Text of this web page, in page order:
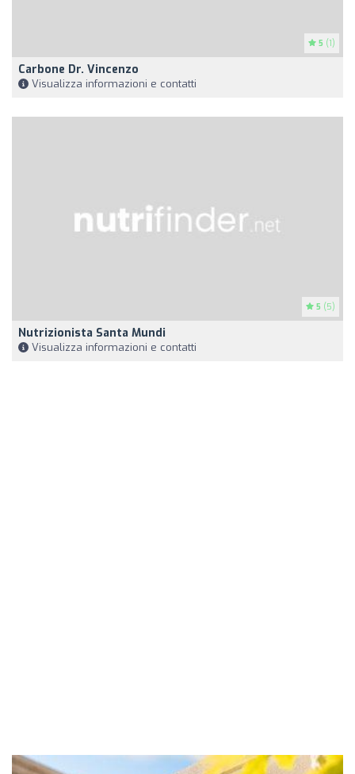
5 (1)
Carbone Dr. Vincenzo
Visualizza informazioni e contatti
5 (5)
Nutrizionista Santa Mundi
Visualizza informazioni e contatti